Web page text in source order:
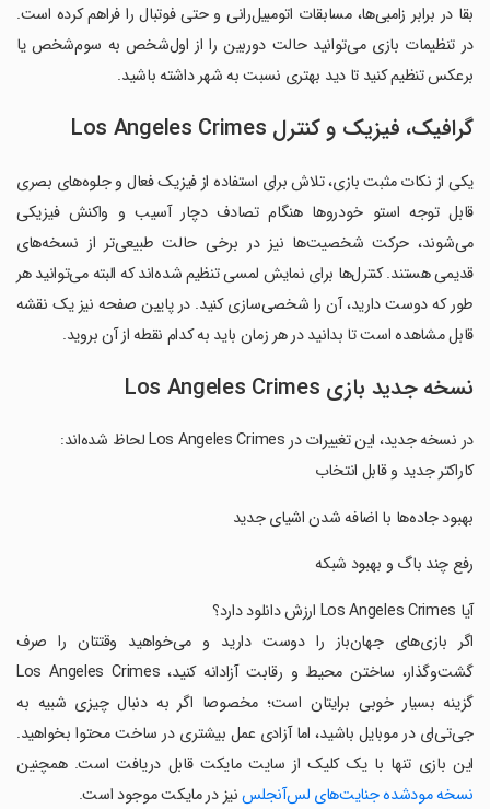
بقا در برابر زامبی‌ها، مسابقات اتومبیل‌رانی و حتی فوتبال را فراهم کرده است.
در تنظیمات بازی می‌توانید حالت دوربین را از اول‌شخص به سوم‌شخص یا
برعکس تنظیم کنید تا دید بهتری نسبت به شهر داشته باشید.
گرافیک، فیزیک و کنترل Los Angeles Crimes
یکی از نکات مثبت بازی، تلاش برای استفاده از فیزیک فعال و جلوه‌های بصری
قابل توجه استو خودروها هنگام تصادف دچار آسیب و واکنش فیزیکی
می‌شوند، حرکت شخصیت‌ها نیز در برخی حالت طبیعی‌تر از نسخه‌های
قدیمی هستند. کنترل‌ها برای نمایش لمسی تنظیم شده‌اند که البته می‌توانید هر
طور که دوست دارید، آن را شخصی‌سازی کنید. در پایین صفحه نیز یک نقشه
قابل مشاهده است تا بدانید در هر زمان باید به کدام نقطه از آن بروید.
نسخه جدید بازی Los Angeles Crimes
در نسخه جدید، این تغییرات در Los Angeles Crimes لحاظ شده‌اند:
کاراکتر جدید و قابل انتخاب
بهبود جاده‌ها با اضافه شدن اشیای جدید
رفع چند باگ و بهبود شبکه
آیا Los Angeles Crimes ارزش دانلود دارد؟
اگر بازی‌های جهان‌باز را دوست دارید و می‌خواهید وقتتان را صرف
گشت‌وگذار، ساختن محیط و رقابت آزادانه کنید، Los Angeles Crimes
گزینه بسیار خوبی برایتان است؛ مخصوصا اگر به دنبال چیزی شبیه به
جی‌تی‌ای در موبایل باشید، اما آزادی عمل بیشتری در ساخت محتوا بخواهید.
این بازی تنها با یک کلیک از سایت مایکت قابل دریافت است. همچنین
نسخه مودشده جنایت‌های لس‌آنجلسنیز در مایکت موجود است.